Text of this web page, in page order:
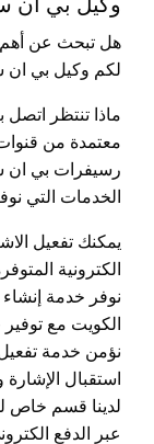
وكيل بي ان
هل تبحث عن أهم
لكم وكيل بي ان
ماذا تنتظر
معتمدة من
رسيفرات بي ان
الخدمات التي
يمكنك تفعيل
الكترونية
نوفر خدمة
الكويت مع
نؤمن خدمة
استقبال الإشارة
لدينا قسم خاص
عبر الدفع